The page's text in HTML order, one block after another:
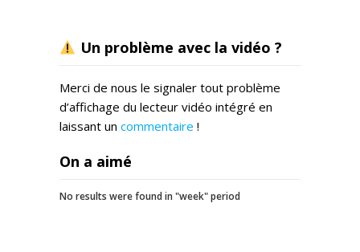
Un problème avec la vidéo ?
Merci de nous le signaler tout problème
d’affichage du lecteur vidéo intégré en
laissant un commentaire !
On a aimé
No results were found in "week" period